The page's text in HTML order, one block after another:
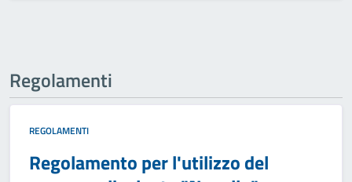
Regolamenti
REGOLAMENTI
Regolamento per l'utilizzo del